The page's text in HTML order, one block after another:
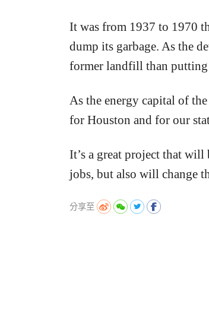
It was from 1937 to 1970
dump its garbage. As the
former landfill than
As the energy capital of
for Houston and for our
It’s a great project that
jobs, but also will change
分享至